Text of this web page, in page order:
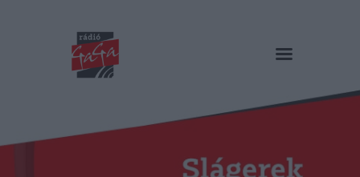
RÁDIÓ GAGA
Műsorok